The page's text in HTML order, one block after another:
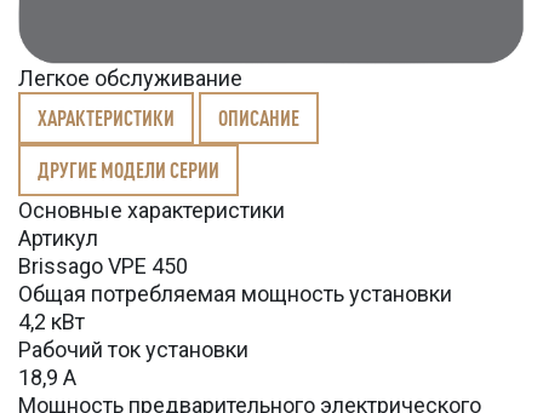
Легкое обслуживание
ХАРАКТЕРИСТИКИ ОПИСАНИЕ
ДРУГИЕ МОДЕЛИ СЕРИИ
Основные характеристики
Артикул
Brissago VPE 450
Общая потребляемая мощность установки
4,2 кВт
Рабочий ток установки
18,9 А
Мощность предварительного электрического